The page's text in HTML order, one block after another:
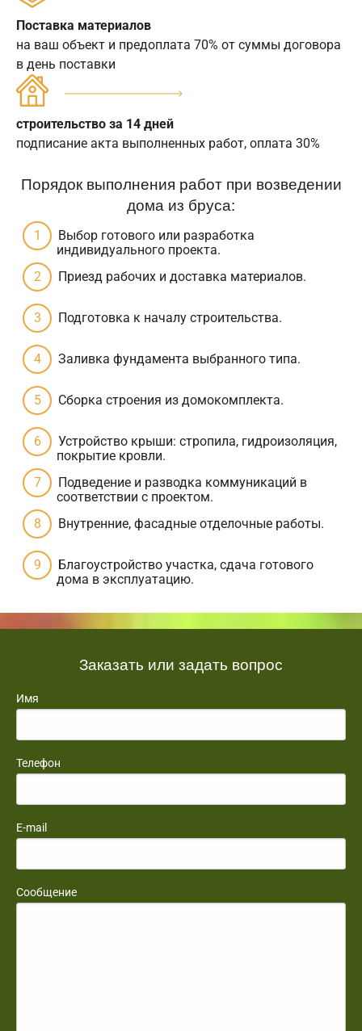
Поставка материалов
на ваш объект и предоплата 70% от суммы договора
в день поставки
строительство за 14 дней
подписание акта выполненных работ, оплата 30%
Порядок выполнения работ при возведении
дома из бруса:
Выбор готового или разработка
индивидуального проекта.
Приезд рабочих и доставка материалов.
Подготовка к началу строительства.
Заливка фундамента выбранного типа.
Сборка строения из домокомплекта.
Устройство крыши: стропила, гидроизоляция,
покрытие кровли.
Подведение и разводка коммуникаций в
соответствии с проектом.
Внутренние, фасадные отделочные работы.
Благоустройство участка, сдача готового
дома в эксплуатацию.
Заказать или задать вопрос
Имя
Телефон
E-mail
Сообщение